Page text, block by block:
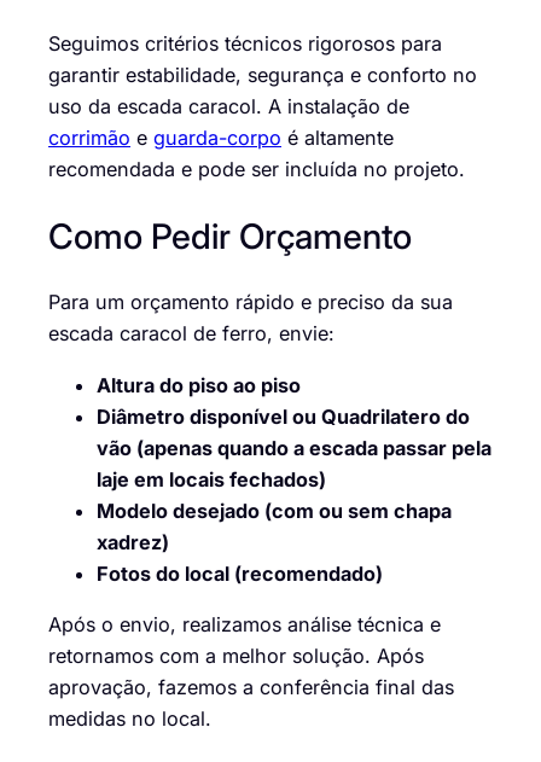
Seguimos critérios técnicos rigorosos para
garantir estabilidade, segurança e conforto no
uso da escada caracol. A instalação de
corrimão e guarda-corpo é altamente
recomendada e pode ser incluída no projeto.
Como Pedir Orçamento
Para um orçamento rápido e preciso da sua
escada caracol de ferro, envie:
Altura do piso ao piso
Diâmetro disponível ou Quadrilatero do
vão (apenas quando a escada passar pela
laje em locais fechados)
Modelo desejado (com ou sem chapa
xadrez)
Fotos do local (recomendado)
Após o envio, realizamos análise técnica e
retornamos com a melhor solução. Após
aprovação, fazemos a conferência final das
medidas no local.